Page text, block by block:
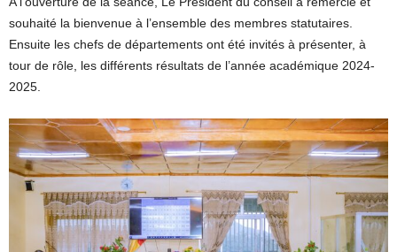
souhaité la bienvenue à l’ensemble des membres statutaires.
Ensuite les chefs de départements ont été invités à présenter, à
tour de rôle, les différents résultats de l’année académique 2024-
2025.